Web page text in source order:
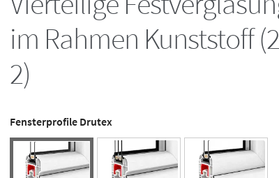
im Rahmen Kunststoff
2)
Fensterprofile Drutex